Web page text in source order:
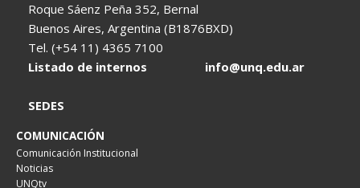
Roque Sáenz Peña 352, Bernal
Buenos Aires, Argentina (B1876BXD)
Tel. (+54 11) 4365 7100
Listado de internos
info@unq.edu.ar
SEDES
COMUNICACIÓN
Comunicación Institucional
Noticias
UNQtv